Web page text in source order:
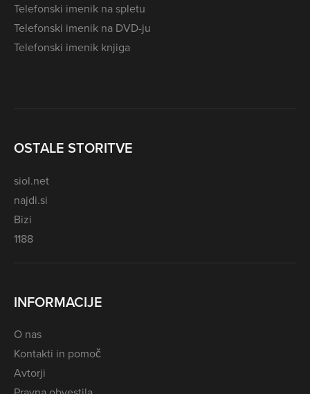
Telefonski imenik na spletu
Telefonski imenik na DVD-ju
Telefonski imenik knjiga
OSTALE STORITVE
siol.net
najdi.si
Bizi
1188
INFORMACIJE
O nas
Kontakti in pomoč
Avtorji